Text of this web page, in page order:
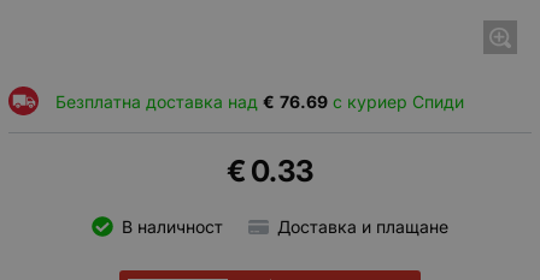
Безплатна доставка над 76.69
€ с куриер Спиди
0.33
€
В наличност Доставка и плащане